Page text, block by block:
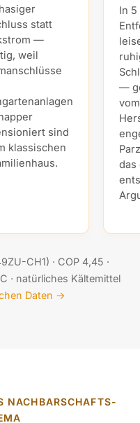
statt
—
weil
sind
klassischen
In
—
vom
das
CH1) · COP 4,45 ·
· natürliches Kältemittel
Daten →
NACHBARSCHAFTS-